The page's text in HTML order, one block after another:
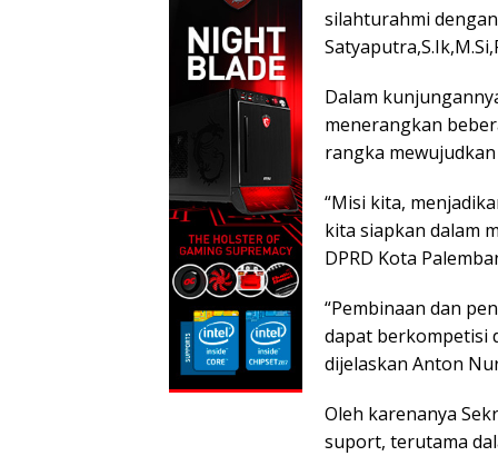
b
o
o
k
er s
A
p
p
silahturahmi
Dalam
menerangkan
rangka
“Misi kita,
kita siapkan dalam
DPRD Kota
“Pembinaan dan
dapat berkompetisi
dijelaskan Anton
Oleh karenanya
suport, terutama